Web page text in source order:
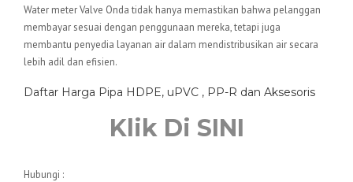
Water meter Valve Onda tidak hanya memastikan bahwa pelanggan
membayar sesuai dengan penggunaan mereka, tetapi juga
membantu penyedia layanan air dalam mendistribusikan air secara
lebih adil dan efisien.
Daftar Harga Pipa HDPE, uPVC , PP-R dan Aksesoris
Klik Di SINI
Hubungi :